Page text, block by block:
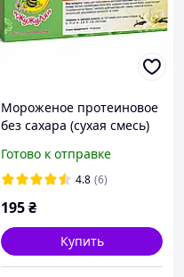
Мороженое протеиновое
без сахара (сухая смесь)
гГотово к отправке
4.8 (6)
195₴
Купить